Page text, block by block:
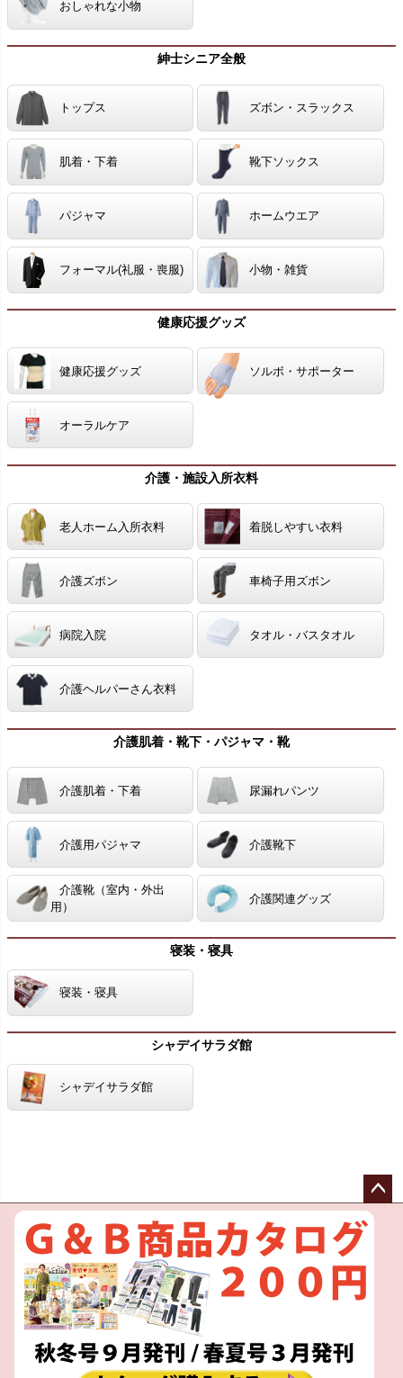
おしゃれな小物
紳士シニア全般
トップス ズボン・スラックス
肌着・下着 靴下ソックス
パジャマ ホームウエア
フォーマル(礼服・喪服) 小物・雑貨
健康応援グッズ
健康応援グッズ ソルボ・サポーター
オーラルケア
介護・施設入所衣料
老人ホーム入所衣料 着脱しやすい衣料
介護ズボン 車椅子用ズボン
病院入院 タオル・バスタオル
介護ヘルパーさん衣料
介護肌着・靴下・パジャマ・靴
介護肌着・下着 尿漏れパンツ
介護用パジャマ 介護靴下
介護靴（室内・外出
用）
介護関連グッズ
寝装・寝具
寝装・寝具
シャデイサラダ館
シャデイサラダ館
ペー
へ